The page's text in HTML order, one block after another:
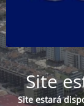
Site
Site estará